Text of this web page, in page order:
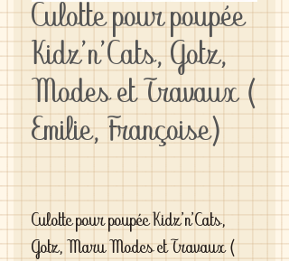
Culotte pour poupée
Kidz'n'Cats, Gotz,
Modes et Travaux (
Emilie, Françoise)
Culotte pour poupée Kidz'n'Cats,
Gotz, Maru Modes et Travaux (